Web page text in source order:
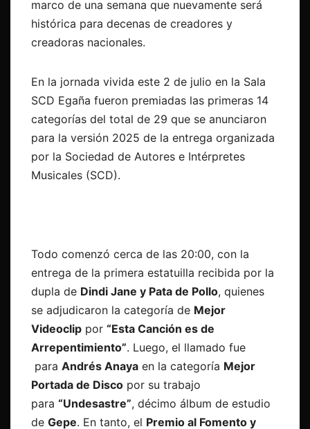
marco de una semana que nuevamente será
histórica para decenas de creadores y
creadoras nacionales.
En la jornada vivida este 2 de julio en la Sala
SCD Egaña fueron premiadas las primeras 14
categorías del total de 29 que se anunciaron
para la versión 2025 de la entrega organizada
por la Sociedad de Autores e Intérpretes
Musicales (SCD).
Todo comenzó cerca de las 20:00, con la
entrega de la primera estatuilla recibida por la
dupla de Dindi Jane y Pata de Pollo, quienes
se adjudicaron la categoría de Mejor
Videoclip por “Esta Canción es de
Arrepentimiento”. Luego, el llamado fue
para Andrés Anaya en la categoría Mejor
Portada de Disco por su trabajo
para “Undesastre”, décimo álbum de estudio
de Gepe. En tanto, el Premio al Fomento y